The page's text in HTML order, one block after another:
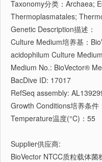
Taxonomy分类：Archaea;
Thermoplasmatales;
Genetic Description描述：
Culture Medium培养基：
acidophilum Culture Medium
Medium No.: BioVector®
BacDive ID: 17017
RefSeq assembly:
Growth Conditions培养条件
Temperature温度(°C)：55
Supplier供应商:
BioVector NTCC质粒载体